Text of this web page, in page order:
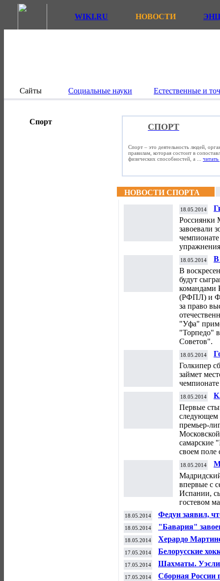
WIKI.RU НОВОСТИ
Сайты Социальные науки Естественные и
Спорт
СПОРТ
Спорт – это деятельность людей,
правилам, которая состоит в
физических способностей, а ... читать
НОВОСТИ СПОРТА
18.05.2014
Россиянки
завоевали
18.05.2014
В
В
будут
командами
(РФПЛ) и
за право
"Уфа"
"Торпедо"
Советов".
18.05.2014
Голкипер
займет
18.05.2014
Первые
следующем
премьер-
самарские
своем
18.05.2014
впервые с
Испании,
гостевом
18.05.2014
Федун заявил,
Аленичеву и
18.05.2014 "Бавария"
18.05.2014
Херардо
тренера
17.05.2014
Белорусские
матче
17.05.2014 Шахматы. Уэсли
17.05.2014
Сборная России